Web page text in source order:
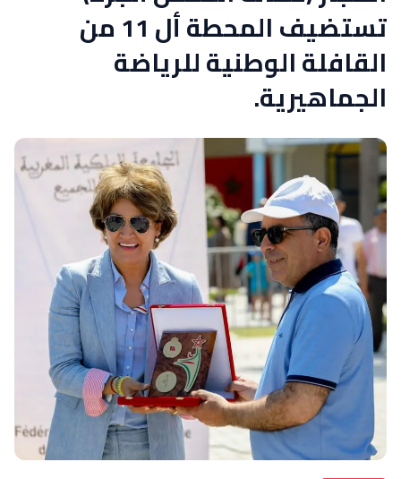
تستضيف المحطة أل 11 من
القافلة الوطنية للرياضة
الجماهيرية.